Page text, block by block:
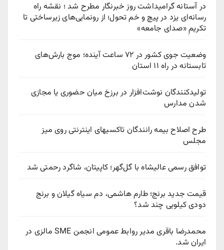
در آستانه گرامیداشت روز خبرنگار مطرح شد ؛ نقشه راه
رسانه‌ای یزد در پیچ‌ و خم تحول؛ از رونمایی‌های زیرساختی تا
تکریمِ «صدای جامعه»
وضعیت جوی کشور در ۷۲ ساعت آینده؛ موج بارش‌های
تابستانه در راه ۱۱ استان
تولیدکنندگان نوشت‌افزار در برزخ میان حضوری یا مجازی
شدن مدارس
طرح اصلاح بیمه رانندگان تاکسیهای اینترنتی روی میز
مجلس
توافق رسمی عالیشاه با گل‌گهر؛ کاپیتان، شاگرد رحمتی شد
قیمت جدید برنج؛ طارم هاشمی، دم سیاه گیلان و برنج
دودی کیلویی چند شد؟
محمدرضا باقری مدیر روابط عمومی انجمن SME مالزی در
ایران شد.